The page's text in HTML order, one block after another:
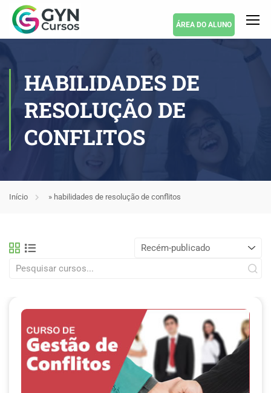
ÁREA DO ALUNO
HABILIDADES DE
RESOLUÇÃO DE
CONFLITOS
Início » habilidades de resolução de conflitos